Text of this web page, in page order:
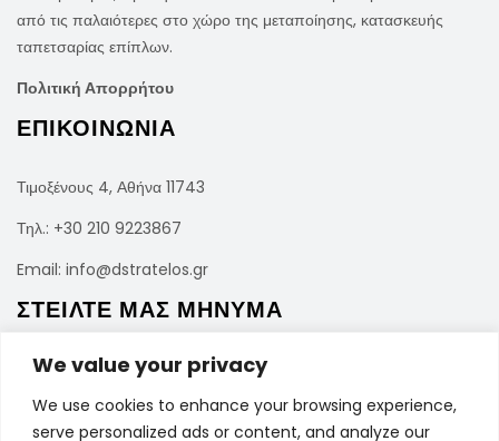
We value your privacy
We use cookies to enhance your browsing experience,
serve personalized ads or content, and analyze our
από τις παλαιότερες στο χώρο της μεταποίησης, κατασκευής
ταπετσαρίας επίπλων.
Πολιτική Απορρήτου
ΕΠΙΚΟΙΝΩΝΙΑ
Τιμοξένους 4, Αθήνα 11743
Τηλ.: +30 210 9223867
Email: info@dstratelos.gr
ΣΤΕΙΛΤΕ ΜΑΣ ΜΗΝΥΜΑ